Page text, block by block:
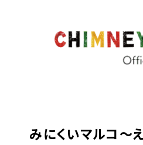
みにくいマルコ～